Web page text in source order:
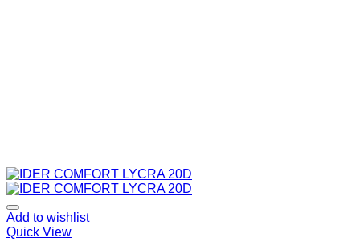
Add to wishlist
Quick View